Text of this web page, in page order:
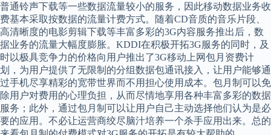
普通铃声下载等一些数据流量较小的服务，因此移动数据业务收
费基本采取按数据的流量计费方式。随着CD音质的音乐片段、
高清晰度的电影剪辑下载等丰富多彩的3G内容服务推出后，数
据业务的流量大幅度膨胀。KDDI在积极开拓3G服务的同时，及
时以极具竞争力的价格向用户推出了3G移动上网包月资费计
划，为用户提供了无限制的分组数据包通讯接入，让用户能够通
过手机尽享精彩的宽带世界而不用担心使用成本。包月制可以免
除用户对费用的心理负担，从而尽情地享用各种丰富多彩的数据
服务；此外，通过包月制可以让用户自己主动选择他们认为是必
要的应用。不必让运营商绞尽脑汁培养一个杀手应用出来。总的